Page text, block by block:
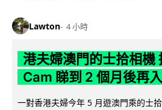
Lawton 4 小時
港夫婦澳門的士拾相機
Cam 睇到 2 個月後再
一對香港夫婦今年 5 月遊澳門乘的士